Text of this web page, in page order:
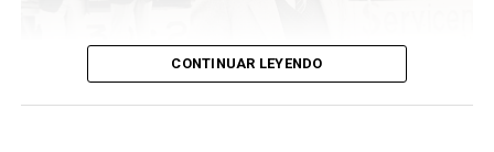
CONTINUAR LEYENDO